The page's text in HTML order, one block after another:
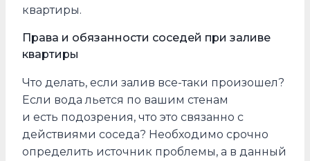
квартиры.
Права и обязанности соседей при заливе
квартиры
Что делать, если залив все-таки произошел?
Если вода льется по вашим стенам
и есть подозрения, что это связанно с
действиями соседа? Необходимо срочно
определить источник проблемы, а в данный